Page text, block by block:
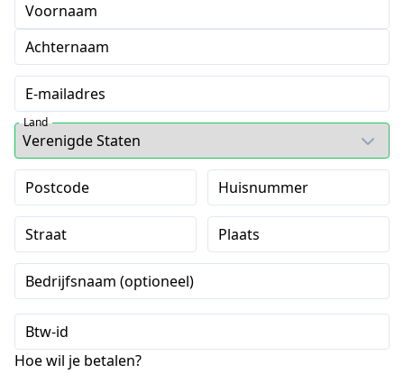
Voornaam
Achternaam
E-mailadres
Land
Postcode Huisnummer
Straat Plaats
Bedrijfsnaam (optioneel)
Btw-id
Hoe wil je betalen?